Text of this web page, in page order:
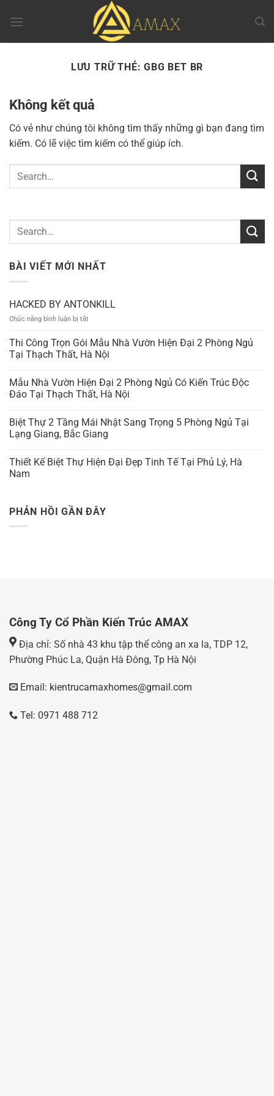
đến
LƯU TRỮ THẺ:GBG BET BR
Không kết quả
Có vẻ như chúng tôi không tìm thấy những gì bạn đang tìm
kiếm. Có lẽ việc tìm kiếm có thể giúp ích.
BÀI VIẾT MỚI NHẤT
HACKED BY ANTONKILL
Chức năng bình luận bị tắt
BY
ANTONKILL
Thi Công Trọn Gói Mẫu Nhà Vườn Hiện Đại 2 Phòng Ngủ
Tại Thạch Thất, Hà Nội
Mẫu Nhà Vườn Hiện Đại 2 Phòng Ngủ Có Kiến Trúc Độc
Đáo Tại Thạch Thất, Hà Nội
Biệt Thự 2 Tầng Mái Nhật Sang Trọng 5 Phòng Ngủ Tại
Lạng Giang, Bắc Giang
Thiết Kế Biệt Thự Hiện Đại Đẹp Tinh Tế Tại Phủ Lý, Hà
Nam
PHẢN HỒI GẦN ĐÂY
Công Ty Cổ Phần Kiến Trúc AMAX
Địa chỉ: Số nhà 43 khu tập thể công an xa la, TDP 12,
Phường Phúc La, Quận Hà Đông, Tp Hà Nội
Email: kientrucamaxhomes@gmail.com
Tel: 0971 488 712